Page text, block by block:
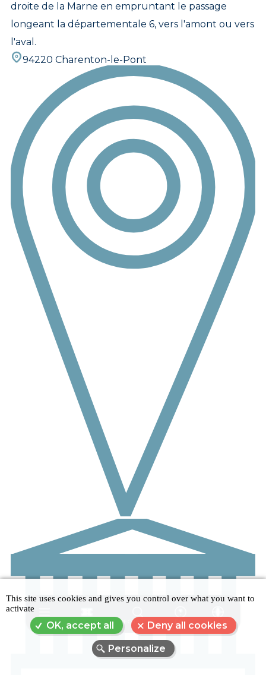
droite de la Marne en empruntant le passage
longeant la départementale 6, vers l'amont ou vers
l'aval.
94220 Charenton-le-Pont
MENU RÉSERVER RECHERCHE FAQ LANGUE
This site uses cookies and gives you control over what you want to
activate
OK, accept all Deny all cookies
Personalize